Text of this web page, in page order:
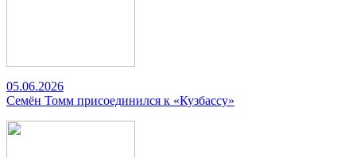
05.06.2026
Семён Томм присоединился к «Кузбассу»